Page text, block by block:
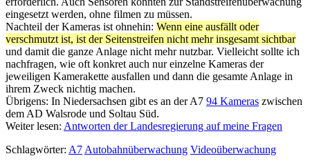
eingesetzt werden, ohne filmen zu müssen.
Nachteil der Kameras ist ohnehin: Wenn eine ausfällt oder
verschmutzt ist, ist der Seitenstreifen nicht mehr insgesamt sichtbar
und damit die ganze Anlage nicht mehr nutzbar. Vielleicht sollte ich
nachfragen, wie oft konkret auch nur einzelne Kameras der
jeweiligen Kamerakette ausfallen und dann die gesamte Anlage in
ihrem Zweck nichtig machen.
Übrigens: In Niedersachsen gibt es an der A7 94 Kameras zwischen
dem AD Walsrode und Soltau Süd.
Weiter lesen: Antworten der Landesregierung auf meine Fragen
Schlagwörter: A7 Autobahnüberwachung Videoüberwachung